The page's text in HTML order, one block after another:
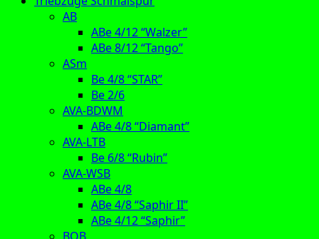
AB
ABe 4/12 “Walzer”
ABe 8/12 “Tango”
ASm
Be 4/8 “STAR”
Be 2/6
AVA-BDWM
ABe 4/8 “Diamant”
AVA-LTB
Be 6/8 “Rubin”
AVA-WSB
ABe 4/8
ABe 4/8 “Saphir II”
ABe 4/12 “Saphir”